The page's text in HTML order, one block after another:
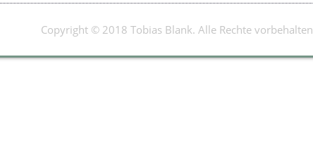
Copyright © 2018 Tobias Blank. Alle Rechte vorbehalten